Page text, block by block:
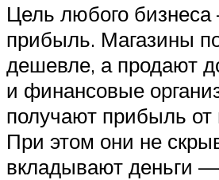
Цель любого
прибыль. Магазины
дешевле, а продают
и финансовые
получают прибыль от
При этом они не
вкладывают деньги